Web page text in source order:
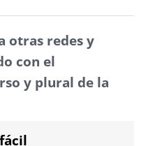
otras redes y
con el
y plural de la